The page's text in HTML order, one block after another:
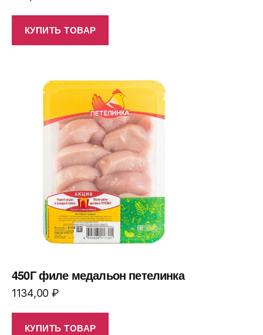
КУПИТЬ ТОВАР
450Г филе медальон петелинка
1134,00 ₽
КУПИТЬ ТОВАР